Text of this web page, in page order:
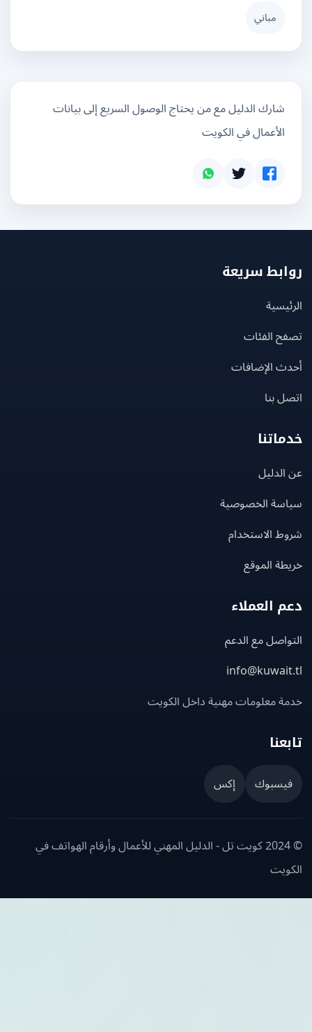
شارك الدليل مع من يحتاج الوصول السريع إلى بيانات
الأعمال في الكويت
سريعة
الفئات
الإضافات
بنا
الخصوصية
الاستخدام
الموقع
العملاء
مع الدعم
معلومات مهنية داخل الكويت
إكس
© 2024 كويت تل - الدليل المهني للأعمال وأرقام الهواتف في